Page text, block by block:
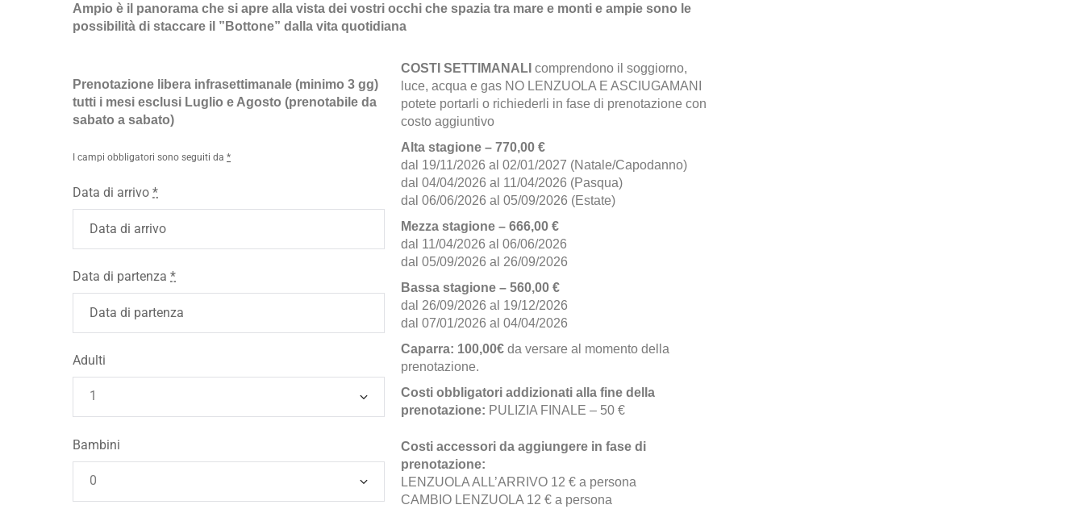
Ampio è il panorama che si apre alla vista dei vostri occhi che spazia tra mare e monti e ampie sono le
possibilità di staccare il ”Bottone” dalla vita quotidiana
Prenotazione libera infrasettimanale (minimo 3 gg)
tutti i mesi esclusi Luglio e Agosto (prenotabile da
sabato a sabato)
I campi obbligatori sono seguiti da *
Data di arrivo *
Data di partenza *
Adulti
Bambini
COSTI SETTIMANALI comprendono il soggiorno,
luce, acqua e gas NO LENZUOLA E ASCIUGAMANI
potete portarli o richiederli in fase di prenotazione con
costo aggiuntivo
Alta stagione – 770,00 €
dal 19/11/2026 al 02/01/2027 (Natale/Capodanno)
dal 04/04/2026 al 11/04/2026 (Pasqua)
dal 06/06/2026 al 05/09/2026 (Estate)
Mezza stagione – 666,00 €
dal 11/04/2026 al 06/06/2026
dal 05/09/2026 al 26/09/2026
Bassa stagione – 560,00 €
dal 26/09/2026 al 19/12/2026
dal 07/01/2026 al 04/04/2026
Caparra: 100,00€da versare al momento della
prenotazione.
Costi obbligatori addizionati alla fine della
prenotazione: PULIZIA FINALE – 50 €
Costi accessori da aggiungere in fase di
prenotazione:
LENZUOLA ALL’ARRIVO 12 € a persona
CAMBIO LENZUOLA 12 € a persona